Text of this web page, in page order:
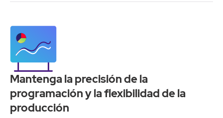
Mantenga la precisión de la
programación y la flexibilidad de la
producción